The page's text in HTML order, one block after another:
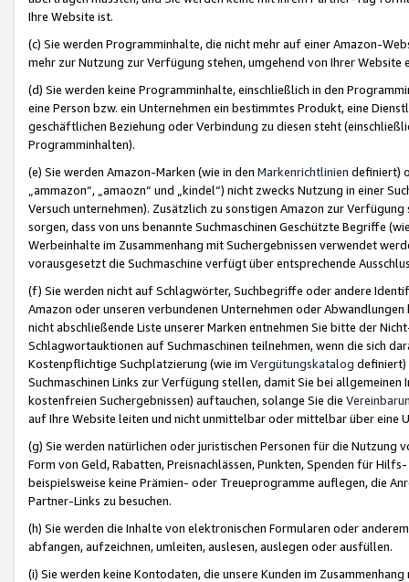
Ihre Website ist.
(c) Sie werden Programminhalte, die nicht mehr auf einer Amazon-
mehr zur Nutzung zur Verfügung stehen, umgehend von Ihrer
(d) Sie werden keine Programminhalte, einschließlich in den
eine Person bzw. ein Unternehmen ein bestimmtes Produkt, eine
geschäftlichen Beziehung oder Verbindung zu diesen steht
Programminhalten).
(e) Sie werden Amazon-Marken (wie in den Markenrichtlinien definiert)
„ammazon“, „amaozn“ und „kindel“) nicht zwecks Nutzung in einer
Versuch unternehmen). Zusätzlich zu sonstigen Amazon zur
sorgen, dass von uns benannte Suchmaschinen Geschützte Begriffe
Werbeinhalte im Zusammenhang mit Suchergebnissen verwendet
vorausgesetzt die Suchmaschine verfügt über entsprechende
(f) Sie werden nicht auf Schlagwörter, Suchbegriffe oder andere
Amazon oder unseren verbundenen Unternehmen oder
nicht abschließende Liste unserer Marken entnehmen Sie bitte der
Schlagwortauktionen auf Suchmaschinen teilnehmen, wenn die sich
Kostenpflichtige Suchplatzierung (wie im Vergütungskatalog definiert)
Suchmaschinen Links zur Verfügung stellen, damit Sie bei
kostenfreien Suchergebnissen) auftauchen, solange Sie die
auf Ihre Website leiten und nicht unmittelbar oder mittelbar über eine
(g) Sie werden natürlichen oder juristischen Personen für die Nutzung
Form von Geld, Rabatten, Preisnachlässen, Punkten, Spenden für
beispielsweise keine Prämien- oder Treueprogramme auflegen, die
Partner-Links zu besuchen.
(h) Sie werden die Inhalte von elektronischen Formularen oder
abfangen, aufzeichnen, umleiten, auslesen, auslegen oder ausfüllen.
(i) Sie werden keine Kontodaten, die unsere Kunden im